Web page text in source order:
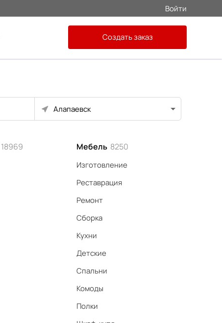
Войти
Создать заказ
Алапаевск
18969 Мебель 8250
Изготовление
Реставрация
Ремонт
Сборка
Кухни
Детские
Спальни
Комоды
Полки